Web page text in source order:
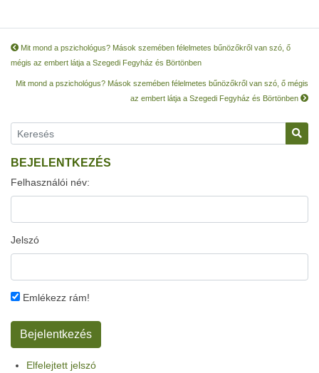
Mit mond a pszichológus? Mások szemében félelmetes bűnözőkről van szó, ő
mégis az embert látja a Szegedi Fegyház és Börtönben
Mit mond a pszichológus? Mások szemében félelmetes bűnözőkről van szó, ő mégis
az embert látja a Szegedi Fegyház és Börtönben
BEJELENTKEZÉS
Felhasználói név:
Jelszó
Emlékezz rám!
Elfelejtett jelszó